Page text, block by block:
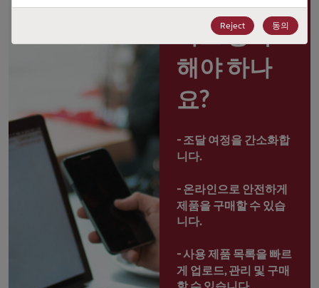
자로 등록
해야 하나
요?
- 조달 여정을 간소화합
니다.
- 온라인으로 안전하게
제품을 구매할 수 있습
니다.
- 사용 제품 목록을 빠르
게 업로드, 관리 및 구매
Reject 동의